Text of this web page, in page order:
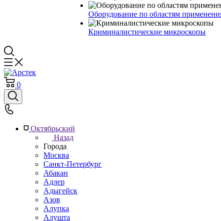
Оборудование по областям
Криминалистические микроскопы
0
Октябрьский
Назад
Города
Москва
Санкт-Петербург
Абакан
Адлер
Адыгейск
Азов
Алупка
Алушта